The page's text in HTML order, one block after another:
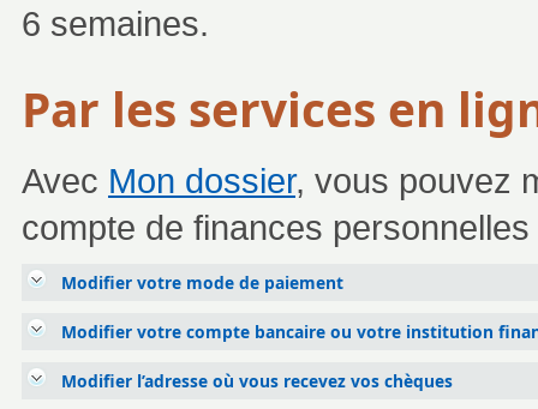
6 semaines.
Par les services en
Avec Mon dossier, vous pouvez
compte de finances personnelles
Modifier votre mode de paiement
Modifier votre compte bancaire ou votre institution
Modifier l’adresse où vous recevez vos chèques